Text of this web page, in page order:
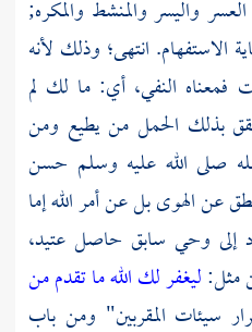
واليسر والمنشط والمكره;
انتهى؛ وذلك لأنه
النفي، أي: ما لك لم
بذلك الحمل من يطيع ومن
صلى الله عليه وسلم حسن
عن الهوى بل عن أمر الله إما
إلى وحي سابق حاصل عتيد،
مثل:ليغفر لك الله ما تقدم من
سيئات المقربين" ومن باب